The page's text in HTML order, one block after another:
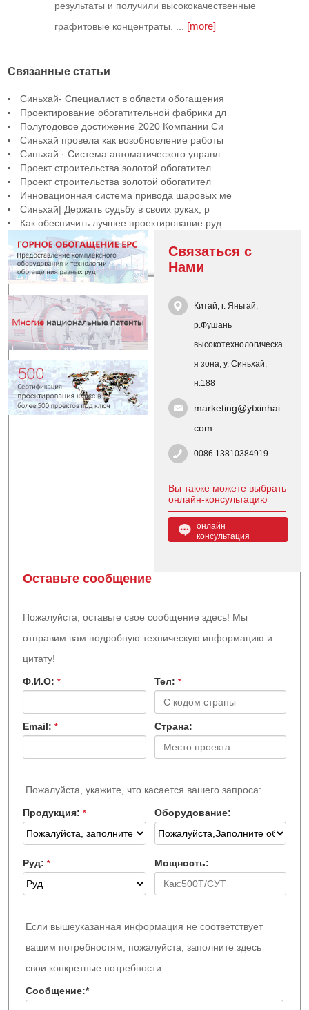
результаты и получили высококачественные
графитовые концентраты. ...
[more]
Связанные статьи
Синьхай- Специалист в области обогащения
Проектирование обогатительной фабрики дл
Полугодовое достижение 2020 Компании Си
Синьхай провела как возобновление работы
Синьхай · Система автоматического управл
Проект строительства золотой обогатител
Проект строительства золотой обогатител
Инновационная система привода шаровых ме
Синьхай| Держать судьбу в своих руках, р
Как обеспичить лучшее проектирование руд
Связаться с
Нами
Китай, г. Яньтай,
р.Фушань
высокотехнологическа
я зона, у. Синьхай,
н.188
marketing@ytxinhai.
com
0086 13810384919
Вы также можете выбрать
онлайн-консультацию
онлайн
консультация
Оставьте сообщение
Пожалуйста, оставьте свое сообщение здесь! Мы
отправим вам подробную техническую информацию и
цитату!
Ф.И.О:* Teл: *
Email:* Страна:
Пожалуйста, укажите, что касается вашего запроса:
Продукция:* Оборудование:
Руд:* Мощность:
Если вышеуказанная информация не соответствует
вашим потребностям, пожалуйста, заполните здесь
свои конкретные потребности.
Сообщение:*